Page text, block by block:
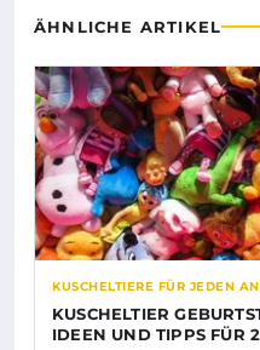
ÄHNLICHE ARTIKEL
KUSCHELTIERE FÜR JEDEN
KUSCHELTIER
IDEEN UND TIPPS FÜR